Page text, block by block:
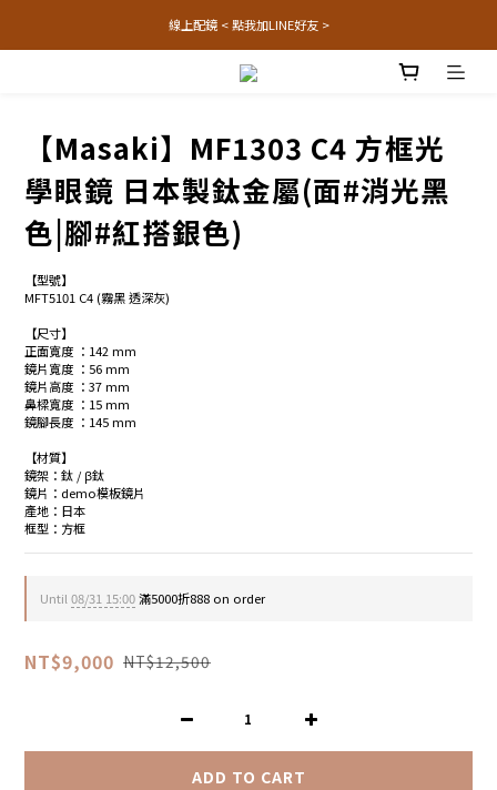
線上配鏡 < 點我加LINE好友 >
【Masaki】MF1303 C4 方框光
學眼鏡 日本製鈦金屬(面#消光黑
色|腳#紅搭銀色)
【型號】
MFT5101 C4 (霧黑 透深灰)
【尺寸】
正面寬度 ：142 mm
鏡片寬度 ：56 mm
鏡片高度 ：37 mm
鼻樑寬度 ：15 mm
鏡腳長度 ：145 mm
【材質】
鏡架：鈦 / β鈦
鏡片：demo模板鏡片
產地：日本
框型：方框
Until08/31 15:00滿5000折888 on order
NT$9,000 NT$12,500
ADD TO CART